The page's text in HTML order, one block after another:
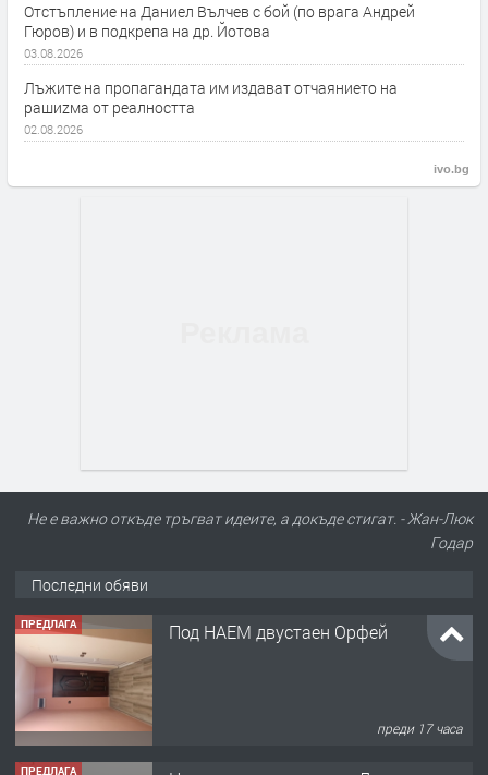
Отстъпление на Даниел Вълчев с бой (по врага Андрей
Гюров) и в подкрепа на др. Йотова
03.08.2026
Лъжите на пропагандата им издават отчаянието на
рашиzма от реалността
02.08.2026
ivo.bg
Не е важно откъде тръгват идеите, а докъде стигат. - Жан-Люк
Годар
Последни обяви
ПРЕДЛАГА Под НАЕМ двустаен Орфей
преди 17 часа
ПРЕДЛАГА